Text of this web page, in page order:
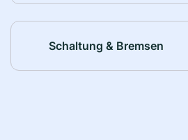
Schaltung & Bremsen